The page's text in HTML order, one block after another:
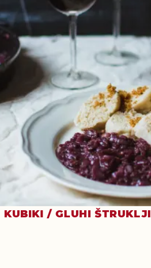
KUBIKI / GLUHI ŠTRUKLJI